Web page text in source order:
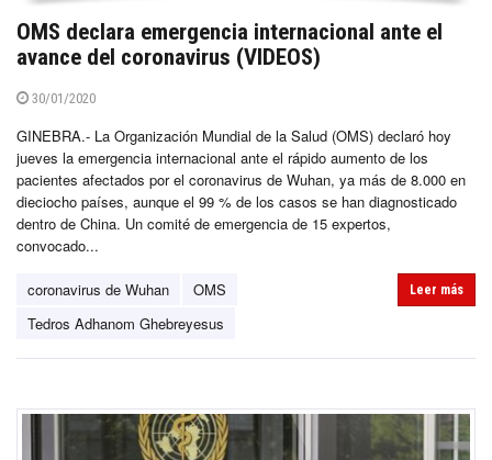
OMS declara emergencia internacional ante el
avance del coronavirus (VIDEOS)
30/01/2020
GINEBRA.- La Organización Mundial de la Salud (OMS) declaró hoy
jueves la emergencia internacional ante el rápido aumento de los
pacientes afectados por el coronavirus de Wuhan, ya más de 8.000 en
dieciocho países, aunque el 99 % de los casos se han diagnosticado
dentro de China. Un comité de emergencia de 15 expertos,
convocado...
coronavirus de Wuhan
OMS
Tedros Adhanom Ghebreyesus
Leer más